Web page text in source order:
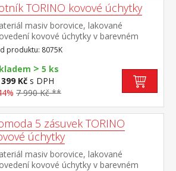
TORINO kovové úchytky
masiv borovice, lakované
kovové úchytky v barevném
černěná mosaz 3 dvouřadé
produktu: 8075K
> 5 ks
Kč s DPH
7 990 Kč **
5 zásuvek TORINO
úchytky
masiv borovice, lakované
kovové úchytky v barevném